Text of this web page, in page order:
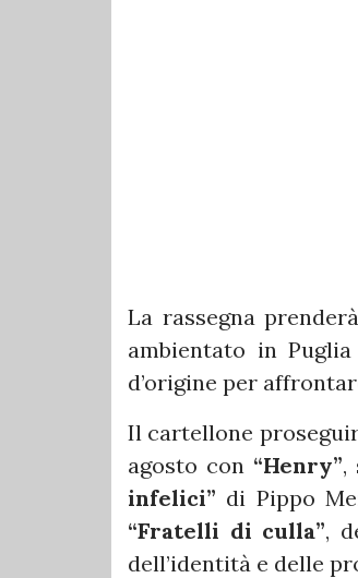
La rassegna
ambientato in
d’origine per
Il cartellone
agosto con “Henry”,
infelici” di Pippo
“Fratelli di culla”,
dell’identità e delle